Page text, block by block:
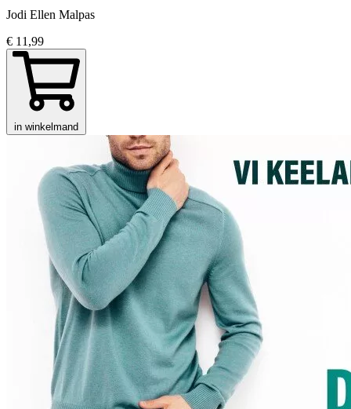
Jodi Ellen Malpas
€ 11,99
in winkelmand